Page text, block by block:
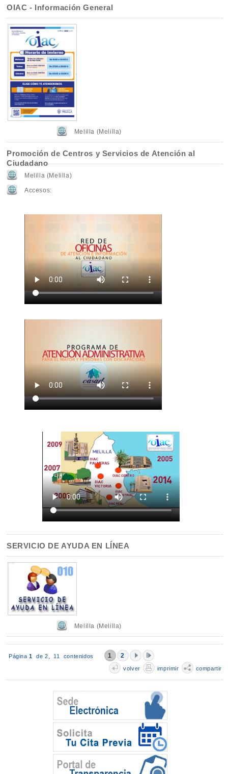
OIAC - Información General
Melilla (Melilla)
Promoción de Centros y Servicios de Atención al
Ciudadano
Melilla (Melilla)
Accesos:
SERVICIO DE AYUDA EN LÍNEA
Melilla (Melilla)
Página 1 de 2, 11 contenidos 1 2
volver imprimir compartir